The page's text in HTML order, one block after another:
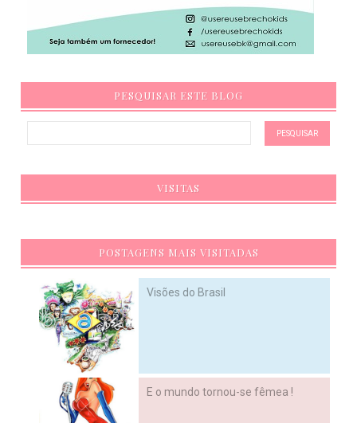
PESQUISAR ESTE BLOG
VISITAS
POSTAGENS MAIS VISITADAS
Visões do Brasil
E o mundo tornou-se fêmea !